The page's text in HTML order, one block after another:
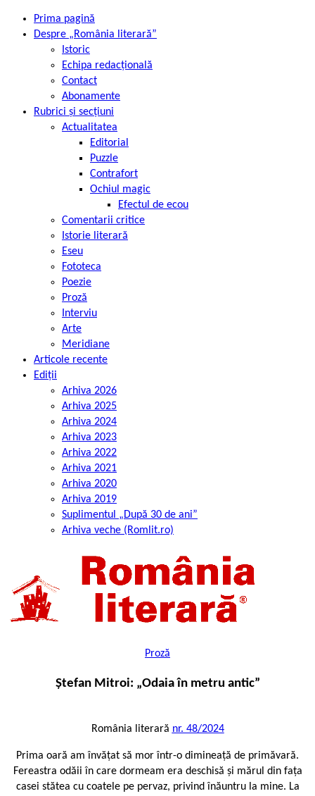
Prima pagină
Despre „România literară”
Istoric
Echipa redacțională
Contact
Abonamente
Rubrici și secțiuni
Actualitatea
Editorial
Puzzle
Contrafort
Ochiul magic
Efectul de ecou
Comentarii critice
Istorie literară
Eseu
Fototeca
Poezie
Proză
Interviu
Arte
Meridiane
Articole recente
Ediții
Arhiva 2026
Arhiva 2025
Arhiva 2024
Arhiva 2023
Arhiva 2022
Arhiva 2021
Arhiva 2020
Arhiva 2019
Suplimentul „După 30 de ani”
Arhiva veche (Romlit.ro)
Proză
Ștefan Mitroi: „Odaia în metru antic”
România literară nr. 48/2024
Prima oară am învățat să mor într-o dimineață de primăvară.
Fereastra odăii în care dormeam era deschisă și mărul din fața
casei stătea cu coatele pe pervaz, privind înăuntru la mine. La